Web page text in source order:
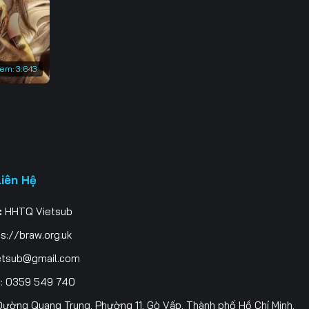
3.643
Hệ
HHTQ Vietsub
braw.org.uk
: 0359 549 740
Quang Trung, Phường 11, Gò Vấp, Thành phố Hồ Chí Minh,